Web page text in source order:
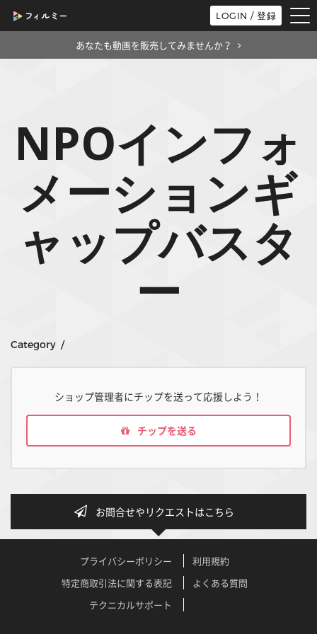
LOGIN / 登録
あなたも動画を販売してみませんか？
NPOインフォ
メーションギ
ャップバスタ
ー
Category /
ショップ管理者にチップを送って応援しよう！
チップを送る
お問合せやリクエストはこちら
プライバシーポリシー
利用規約
特定商取引法に関する表記
よくある質問
テクニカルサポート